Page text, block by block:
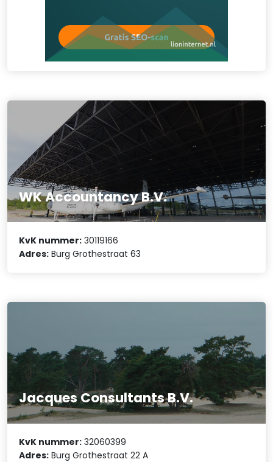
WK Accountancy B.V.
KvK nummer: 30119166
Adres: Burg Grothestraat 63
Jacques Consultants B.V.
KvK nummer: 32060399
Adres: Burg Grothestraat 22 A